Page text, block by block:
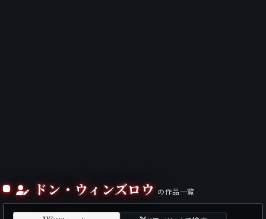
ドン・ウィンズロウ の作品一覧